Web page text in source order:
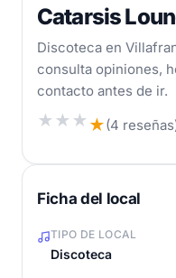
Catarsis
Discoteca en
consulta opiniones,
contacto antes de ir.
★ ★ ★ ★(4
Ficha del local
TIPO DE LOCAL
Discoteca